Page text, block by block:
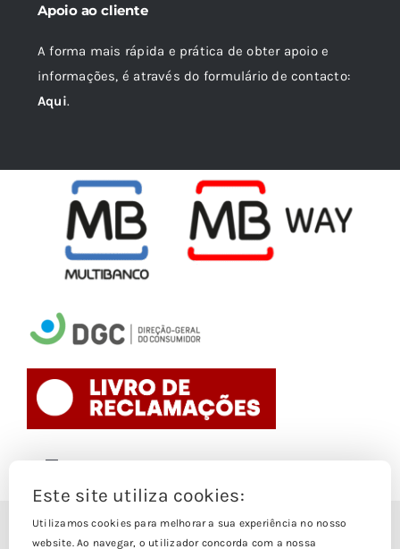
Apoio ao cliente
A forma mais rápida e prática de obter apoio e
informações, é através do formulário de contacto:
Aqui.
Navigation
© Copyright 1988- 2026
Este site utiliza cookies:
Utilizamos cookies para melhorar a sua experiência no nosso
website. Ao navegar, o utilizador concorda com a nossa